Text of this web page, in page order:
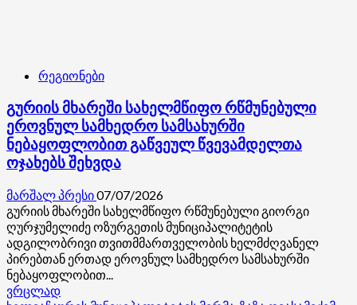
რეგიონები
გურიის მხარეში სახელმწიფო რწმუნებული
ეროვნულ სამხედრო სამსახურში
ნებაყოფლობით გაწვეულ წვევამდელთა
ოჯახებს შეხვდა
მარშალ პრესი07/07/2026
გურიის მხარეში სახელმწიფო რწმუნებული გიორგი
ღურჯუმელიძე ოზურგეთის მუნიციპალიტეტის
ადგილობრივი თვითმმართველობის ხელმძღვანელ
პირებთან ერთად ეროვნულ სამხედრო სამსახურში
ნებაყოფლობით...
ვრცლადRead